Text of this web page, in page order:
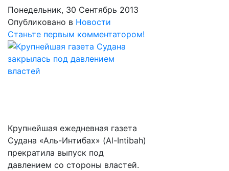
Понедельник, 30 Сентябрь 2013
Опубликовано в Новости
Станьте первым комментатором!
Крупнейшая ежедневная газета
Судана «Аль-Интибах» (Al-Intibah)
прекратила выпуск под
давлением со стороны властей.